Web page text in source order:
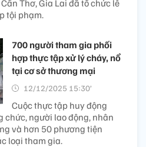
Thơ, Gia Lai đã tổ chức lễ
tội phạm.
700 người tham gia phối
hợp thực tập xử lý cháy, nổ
tại cơ sở thương mại
12/12/2025 15:30’
Cuộc thực tập huy động
chức, người lao động, nhân
và hơn 50 phương tiện
loại tham gia.